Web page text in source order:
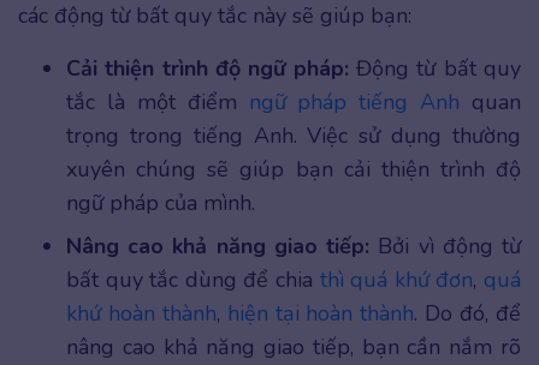
các động từ bất quy tắc này sẽ giúp bạn:
Cải thiện trình độ ngữ pháp: Động từ bất quy
tắc là một điểm ngữ pháp tiếng Anh quan
trọng trong tiếng Anh. Việc sử dụng thường
xuyên chúng sẽ giúp bạn cải thiện trình độ
ngữ pháp của mình.
Nâng cao khả năng giao tiếp: Bởi vì động từ
bất quy tắc dùng để chia thì quá khứ đơn, quá
khứ hoàn thành, hiện tại hoàn thành. Do đó, để
nâng cao khả năng giao tiếp, bạn cần nắm rõ